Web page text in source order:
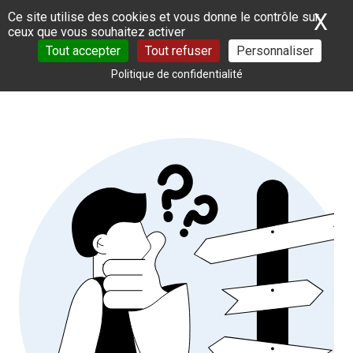
Panneau de gestion des cookies
Ce site utilise des cookies et vous donne le contrôle sur
ceux que vous souhaitez activer
Tout accepter
Tout refuser Personnaliser
Politique de confidentialité
X